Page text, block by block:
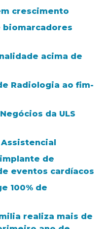
crescimento
biomarcadores
acima de
Radiologia ao fim-
da ULS
de
eventos cardíacos
100% de
realiza mais de